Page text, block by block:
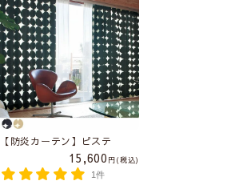
【防炎カーテン】ピステ
15,600
税込
1件